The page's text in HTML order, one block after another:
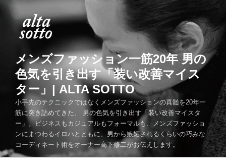
メンズファッション一筋20年 男の
色気を引き出す「装い改善マイス
ター」| ALTA SOTTO
小手先のテクニックではなくメンズファッションの真髄を20年一
筋に突き詰めてきた、 男の色気を引き出す「装い改善マイスタ
ー」。ビジネスもカジュアルもフォーマルも、メンズファッショ
ンにまつわるイロハとともに、男から嫉妬されるくらいの巧みな
コーディネート術をオーナー高下修二がお伝えします。